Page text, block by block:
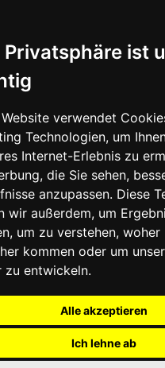
Privatsphäre ist
verwendet
Technologien, um
Internet-Erlebnis zu
die Sie sehen,
anzupassen. Diese
wir außerdem, um
um zu verstehen, woher
kommen oder um
zu entwickeln.
Alle akzeptieren
Ich lehne ab